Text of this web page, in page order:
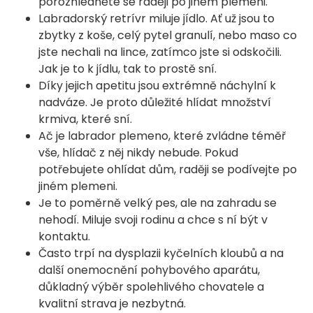
Labradorský retrívr miluje jídlo. Ať už jsou to
zbytky z koše, celý pytel granulí, nebo maso co
jste nechali na lince, zatímco jste si odskočili.
Jak je to k jídlu, tak to prostě sní.
Díky jejich apetitu jsou extrémně náchylní k
nadváze. Je proto důležité hlídat množství
krmiva, které sní.
Ač je labrador plemeno, které zvládne téměř
vše, hlídač z něj nikdy nebude. Pokud
potřebujete ohlídat dům, raději se podívejte po
jiném plemeni.
Je to poměrně velký pes, ale na zahradu se
nehodí. Miluje svoji rodinu a chce s ní být v
kontaktu.
Často trpí na dysplazii kyčelních kloubů a na
další onemocnění pohybového aparátu,
důkladný výběr spolehlivého chovatele a
kvalitní strava je nezbytná.